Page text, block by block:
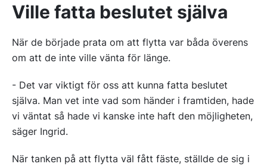
Ville fatta beslutet själva
När de började prata om att flytta var båda överens
om att de inte ville vänta för länge.
- Det var viktigt för oss att kunna fatta beslutet
själva. Man vet inte vad som händer i framtiden, hade
vi väntat så hade vi kanske inte haft den möjligheten,
säger Ingrid.
När tanken på att flytta väl fått fäste, ställde de sig i